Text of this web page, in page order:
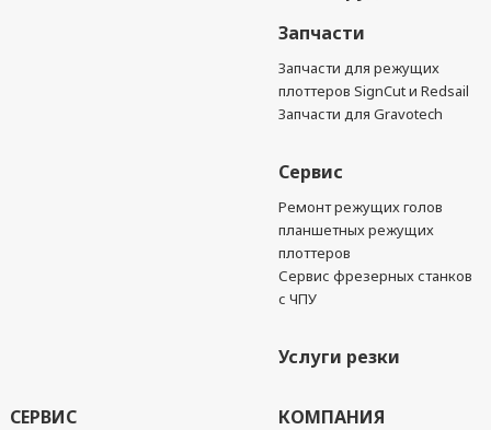
Запчасти
Запчасти для режущих
плоттеров SignCut и Redsail
Запчасти для Gravotech
Сервис
Ремонт режущих голов
планшетных режущих
плоттеров
Сервис фрезерных станков
с ЧПУ
Услуги резки
СЕРВИС КОМПАНИЯ